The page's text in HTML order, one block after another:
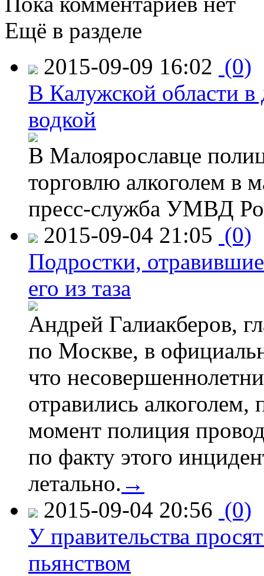
Ещё в разделе
2015-09-09 16:02 (0)
В Калужской области в
водкой
В Малоярославце
торговлю алкоголем в
пресс-служба УМВД
2015-09-04 21:05 (0)
Подростки,
его из таза
Андрей Галиакберов,
по Москве, в
что
отравились
момент полиция
по факту этого
летально. →
2015-09-04 20:56 (0)
У правительства
пьянством